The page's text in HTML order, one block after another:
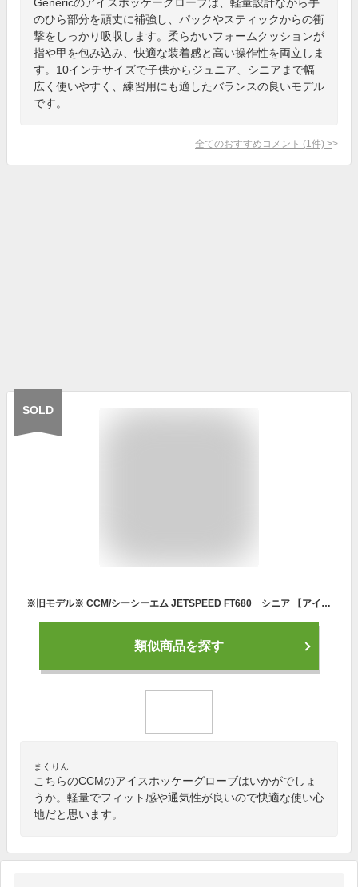
のひら部分を頑丈に補強し、パックやスティックからの衝
撃をしっかり吸収します。柔らかいフォームクッションが
指や甲を包み込み、快適な装着感と高い操作性を両立しま
す。10インチサイズで子供からジュニア、シニアまで幅
広く使いやすく、練習用にも適したバランスの良いモデル
です。
全てのおすすめコメント (1 件) >
SOLD
※旧モデル※ CCM/シーシーエム JETSPEED FT680 シニア 【アイスホッケーグローブ】 2023-2024
類似商品を探す
まくりん
こちらのCCMのアイスホッケーグローブはいかがでしょ
うか。軽量でフィット感や通気性が良いので快適な使い心
地だと思います。